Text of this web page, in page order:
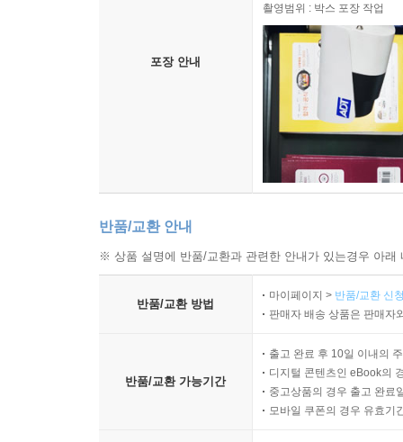
포장 안내
촬영범위 : 박스 포장 작업
반품/교환 안내
※ 상품 설명에 반품/교환과 관련한 안내가 있는경우 아
반품/교환 방법
마이페이지 > 반품/교환 신
판매자 배송 상품은 판매자
반품/교환 가능기간
출고 완료 후 10일 이내의
디지털 콘텐츠인 eBook의
중고상품의 경우 출고 완료
모바일 쿠폰의 경우 유효기